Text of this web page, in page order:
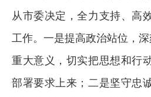
从市委决定，全力支持、高
工作。一是提高政治站位，深
重大意义，切实把思想和行
部署要求上来；二是坚守忠